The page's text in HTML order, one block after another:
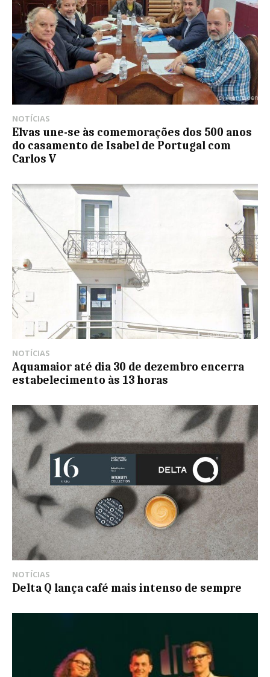
NOTÍCIAS
Elvas une-se às comemorações dos 500 anos
do casamento de Isabel de Portugal com
Carlos V
NOTÍCIAS
Aquamaior até dia 30 de dezembro encerra
estabelecimento às 13 horas
NOTÍCIAS
Delta Q lança café mais intenso de sempre